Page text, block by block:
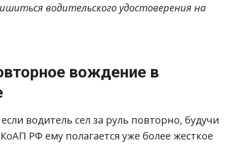
водительского удостоверения на
вождение в
водитель сел за руль повторно, будучи
РФ ему полагается уже более жесткое